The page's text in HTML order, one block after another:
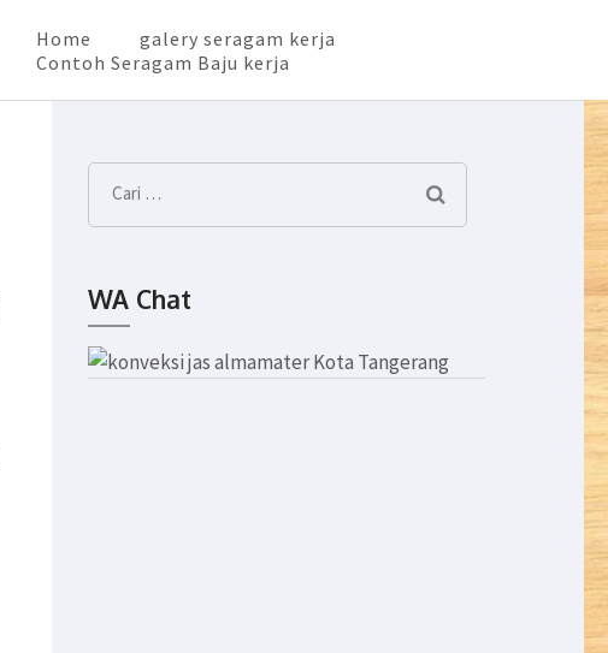
Home
galery seragam kerja
Contoh Seragam Baju kerja
Cari
untuk:
WA Chat